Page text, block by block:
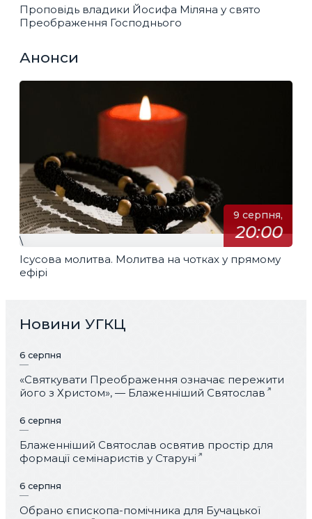
Проповідь владики Йосифа Міляна у свято
Преображення Господнього
Анонси
9 серпня,
20:00
\
Ісусова молитва. Молитва на чотках у прямому
ефірі
Новини УГКЦ
6 серпня
«Святкувати Преображення означає пережити
його з Христом», — Блаженніший Святослав
6 серпня
Блаженніший Святослав освятив простір для
формації семінаристів у Старуні
6 серпня
Обрано єпископа-помічника для Бучацької